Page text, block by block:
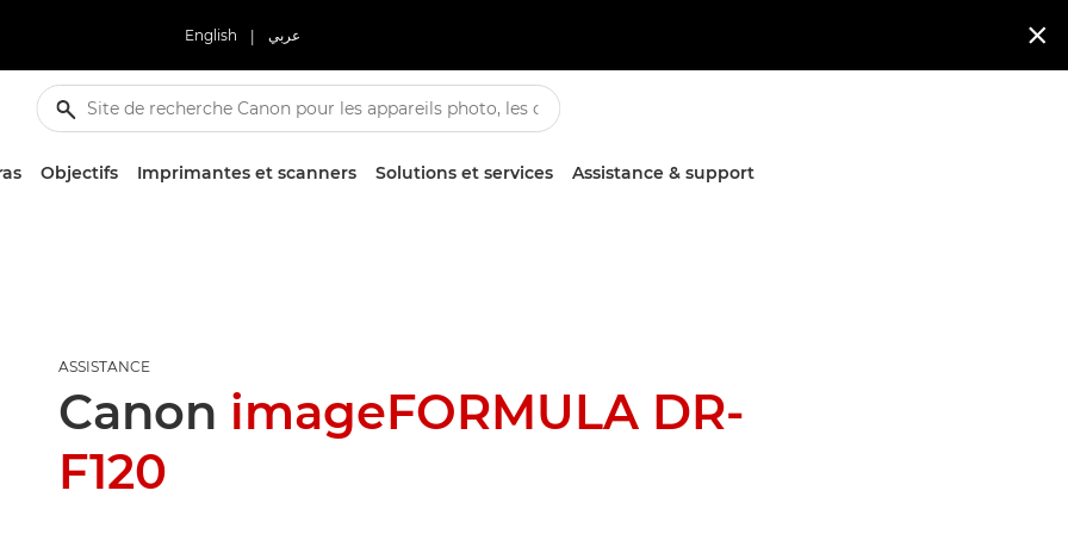
English | عربي 
Objectifs Imprimantes et scanners Solutions et services Assistance & support
ASSISTANCE
Canon imageFORMULA DR-
F120